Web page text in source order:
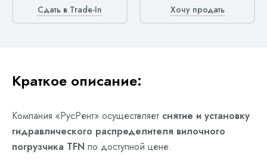
Сдать в Trade-In Хочу продать
Краткое описание:
Компания «РусРент» осуществляет снятие и установку
гидравлического распределителя вилочного
погрузчика TFN по доступной цене.